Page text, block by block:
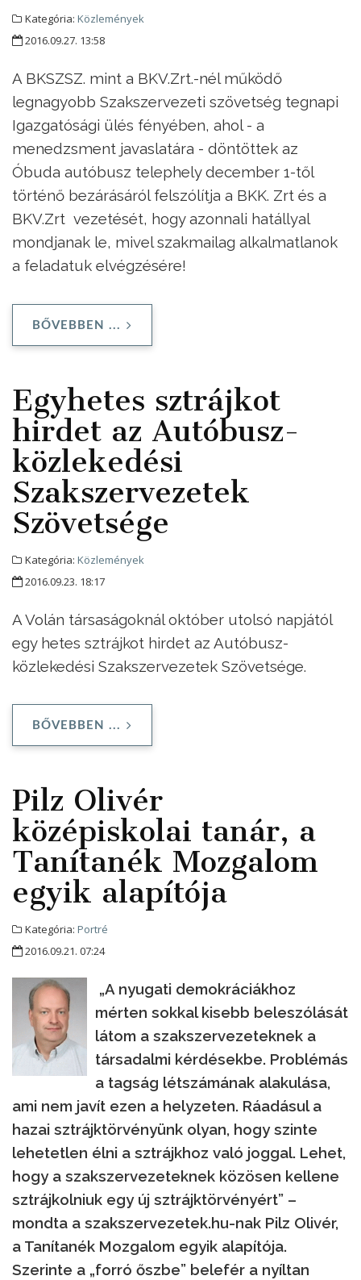
Kategória: Közlemények
2016.09.27. 13:58
A BKSZSZ. mint a BKV.Zrt.-nél működő
legnagyobb Szakszervezeti szövetség tegnapi
Igazgatósági ülés fényében, ahol - a
menedzsment javaslatára - döntöttek az
Óbuda autóbusz telephely december 1-től
történő bezárásáról felszólítja a BKK. Zrt és a
BKV.Zrt vezetését, hogy azonnali hatállyal
mondjanak le, mivel szakmailag alkalmatlanok
a feladatuk elvégzésére!
BŐVEBBEN ...
Egyhetes sztrájkot
hirdet az Autóbusz-
közlekedési
Szakszervezetek
Szövetsége
Kategória: Közlemények
2016.09.23. 18:17
A Volán társaságoknál október utolsó napjától
egy hetes sztrájkot hirdet az Autóbusz-
közlekedési Szakszervezetek Szövetsége.
BŐVEBBEN ...
Pilz Olivér
középiskolai tanár, a
Tanítanék Mozgalom
egyik alapítója
Kategória: Portré
2016.09.21. 07:24
„A nyugati demokráciákhoz
mérten sokkal kisebb beleszólását
látom a szakszervezeteknek a
társadalmi kérdésekbe. Problémás
a tagság létszámának alakulása,
ami nem javít ezen a helyzeten. Ráadásul a
hazai sztrájktörvényünk olyan, hogy szinte
lehetetlen élni a sztrájkhoz való joggal. Lehet,
hogy a szakszervezeteknek közösen kellene
sztrájkolniuk egy új sztrájktörvényért” –
mondta a szakszervezetek.hu-nak Pilz Olivér,
a Tanítanék Mozgalom egyik alapítója.
Szerinte a „forró őszbe” belefér a nyíltan